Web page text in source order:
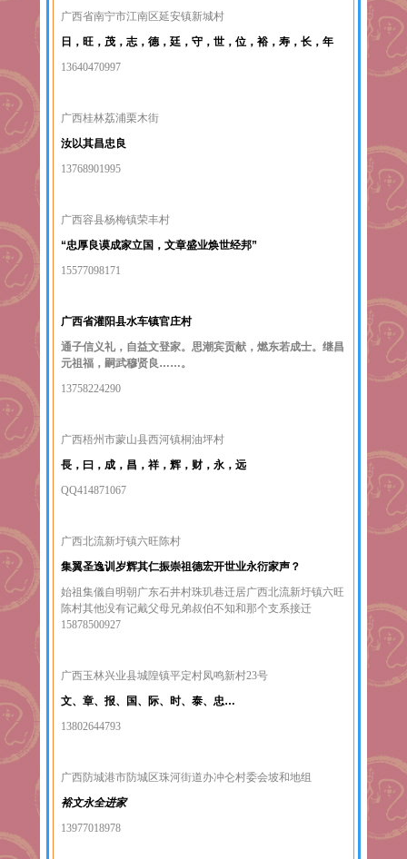
广西省南宁市江南区延安镇新城村
日，旺，茂，志，德，廷，守，世，位，裕，寿，长，年
13640470997
广西桂林荔浦栗木街
汝以其昌忠良
13768901995
广西容县杨梅镇荣丰村
“忠厚良谟成家立国， 文章盛业焕世经邦”
15577098171
广西省灌阳县水车镇官庄村
通子信义礼，自益文登家。思潮宾贡献，燃东若成士。继昌
元祖福，嗣武穆贤良……。
13758224290
广西梧州市蒙山县西河镇桐油坪村
長，曰，成，昌，祥，辉，财，永，远
QQ414871067
广西北流新圩镇六旺陈村
集翼圣逸训岁辉其仁振崇祖德宏开世业永衍家声？
始祖集儀自明朝广东石井村珠玑巷迁居广西北流新圩镇六旺
陈村其他没有记戴父母兄弟叔伯不知和那个支系接迁
15878500927
广西玉林兴业县城隍镇平定村凤鸣新村23号
文、章、报、国、际、时、泰、忠…
13802644793
广西防城港市防城区珠河街道办冲仑村委会坡和地组
裕文永全进家
13977018978